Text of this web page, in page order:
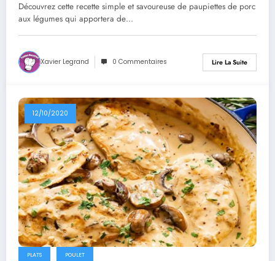
Découvrez cette recette simple et savoureuse de paupiettes de porc
aux légumes qui apportera de…
Xavier Legrand 0 Commentaires Lire La Suite
12/10/2020
PLATS POULET